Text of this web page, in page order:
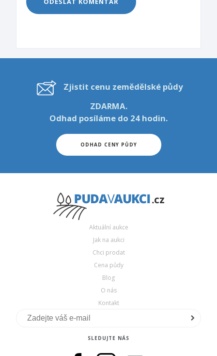
Zjistit cenu zemědělské půdy
ZDARMA.
Odhad posíláme do 24 hodin.
ODHAD CENY PŮDY
Aktuální aukce
Jak na aukci
Chci prodat
Cena půdy
Blog
O nás
Kontakt
SLEDUJTE NÁS